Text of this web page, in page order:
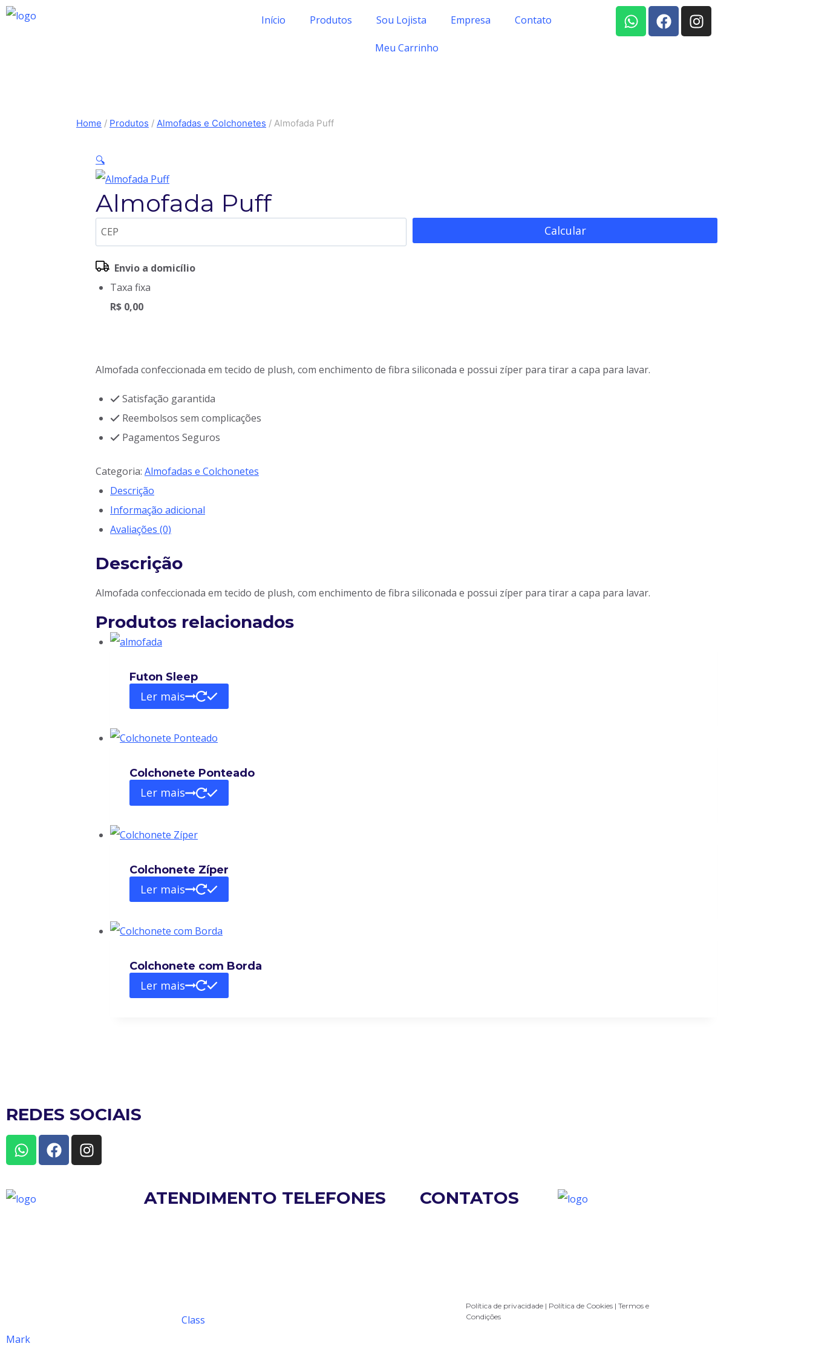
Início Produtos Sou Lojista Empresa Contato
Meu Carrinho
Home / Produtos / Almofadas e Colchonetes / Almofada Puff
🔍
Almofada Puff
Calcular
Envio a domicílio
Taxa fixa
R$ 0,00
Almofada confeccionada em tecido de plush, com enchimento de fibra siliconada e possui zíper para tirar a capa para lavar.
Satisfação garantida
Reembolsos sem complicações
Pagamentos Seguros
Categoria: Almofadas e Colchonetes
Descrição
Informação adicional
Avaliações (0)
Descrição
Almofada confeccionada em tecido de plush, com enchimento de fibra siliconada e possui zíper para tirar a capa para lavar.
Produtos relacionados
Futon Sleep
Ler mais
Colchonete Ponteado
Ler mais
Colchonete Zíper
Ler mais
Colchonete com Borda
Ler mais
REDES SOCIAIS
ATENDIMENTO TELEFONES CONTATOS
Class
Mark
Política de privacidade| Política de Cookies | Termos e
Condições